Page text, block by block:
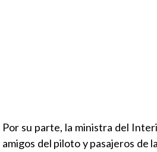
Por su parte, la ministra del
amigos del piloto y pasajeros de